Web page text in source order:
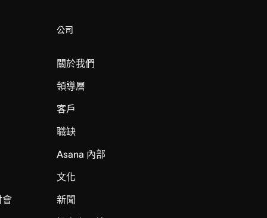
會
公司
關於我們
領導層
客戶
職缺
Asana 內部
文化
新聞